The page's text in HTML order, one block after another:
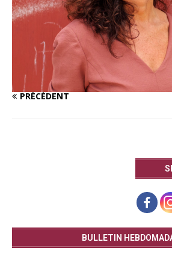
PRÉCÉDENT
BULLETIN